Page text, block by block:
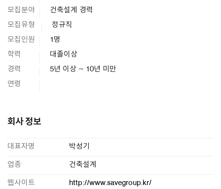
모집분야 건축설계 경력
모집유형 정규직
모집인원 1명
학력 대졸이상
경력 5년 이상 ~ 10년 미만
연령
회사 정보
대표자명 박성기
업종 건축설계
웹사이트 http://www.savegroup.kr/